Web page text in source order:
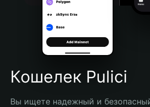
Português (Brasil)
Español (Argentina)
Кошелек Pulici
Вы ищете надежный и